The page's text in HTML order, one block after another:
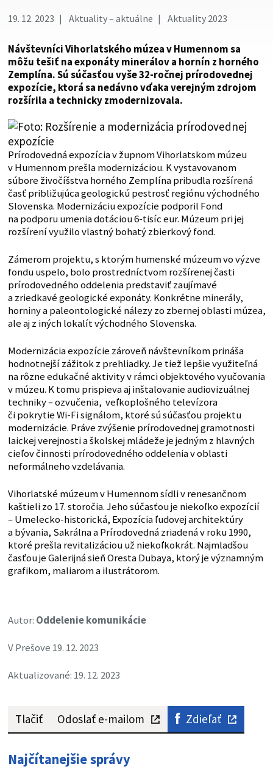
19. 12. 2023 Aktuality – aktuálne Aktuality 2023
Návštevníci Vihorlatského múzea v Humennom sa
môžu tešiť na exponáty minerálov a hornín z horného
Zemplína. Sú súčasťou vyše 32-ročnej prírodovednej
expozície, ktorá sa nedávno vďaka verejným zdrojom
rozšírila a technicky zmodernizovala.
Prírodovedná expozícia v župnom Vihorlatskom múzeu
v Humennom prešla modernizáciou. K vystavovanom
súbore živočíšstva horného Zemplína pribudla rozšírená
časť približujúca geologickú pestrosť regiónu východného
Slovenska. Modernizáciu expozície podporil Fond
na podporu umenia dotáciou 6-tisíc eur. Múzeum pri jej
rozšírení využilo vlastný bohatý zbierkový fond.
Zámerom projektu, s ktorým humenské múzeum vo výzve
fondu uspelo, bolo prostredníctvom rozšírenej časti
prírodovedného oddelenia predstaviť zaujímavé
a zriedkavé geologické exponáty. Konkrétne minerály,
horniny a paleontologické nálezy zo zbernej oblasti múzea,
ale aj z iných lokalít východného Slovenska.
Modernizácia expozície zároveň návštevníkom prináša
hodnotnejší zážitok z prehliadky. Je tiež lepšie využiteľná
na rôzne edukačné aktivity v rámci objektového vyučovania
v múzeu. K tomu prispieva aj inštalovanie audiovizuálnej
techniky – ozvučenia, veľkoplošného televízora
či pokrytie Wi-Fi signálom, ktoré sú súčasťou projektu
modernizácie. Práve zvýšenie prírodovednej gramotnosti
laickej verejnosti a školskej mládeže je jedným z hlavných
cieľov činnosti prírodovedného oddelenia v oblasti
neformálneho vzdelávania.
Vihorlatské múzeum v Humennom sídli v renesančnom
kaštieli zo 17. storočia. Jeho súčasťou je niekoľko expozícií
– Umelecko-historická, Expozícia ľudovej architektúry
a bývania, Sakrálna a Prírodovedná zriadená v roku 1990,
ktoré prešla revitalizáciou už niekoľkokrát. Najmladšou
časťou je Galerijná sieň Oresta Dubaya, ktorý je významným
grafikom, maliarom a ilustrátorom.
Autor: Oddelenie komunikácie
V Prešove 19. 12. 2023
Aktualizované: 19. 12. 2023
Tlačiť Odoslať e-mailom Zdieľať
Najčítanejšie správy